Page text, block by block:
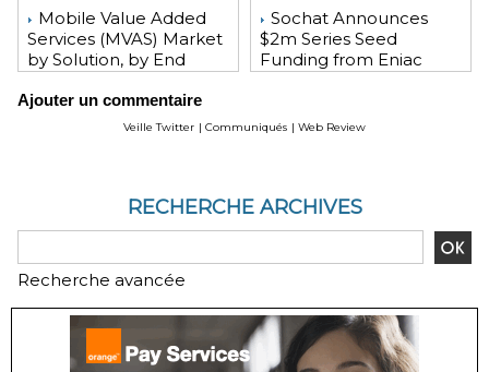
Mobile Value Added
Services (MVAS) Market
by Solution, by End
Geography - Global
Forecast and Analysis to
Sochat Announces
$2m Series Seed
Funding from Eniac
Zhang
Ajouter un commentaire
Veille Twitter | Communiqués | Web Review
RECHERCHE ARCHIVES
Recherche avancée